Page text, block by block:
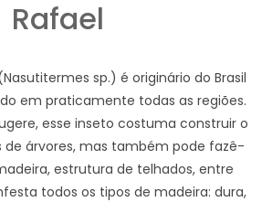
Rafael
sp.) é originário do Brasil
em praticamente todas as regiões.
esse inseto costuma construir o
de árvores, mas também pode fazê-
estrutura de telhados, entre
todos os tipos de madeira: dura,